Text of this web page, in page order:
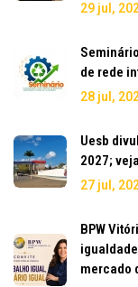
29 jul,
de rede
28 jul,
Uesb
2027;
27 jul,
BPW
mercado